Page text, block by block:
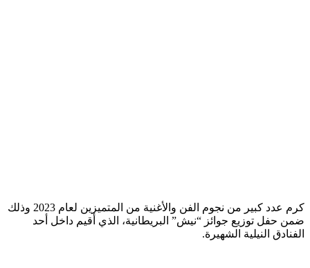
كرم عدد كبير من نجوم الفن والأغنية من المتميزين لعام 2023 وذلك
ضمن حفل توزيع جوائز “نيش” البريطانية، الذي أقيم داخل أحد
الفنادق النيلية الشهيرة.